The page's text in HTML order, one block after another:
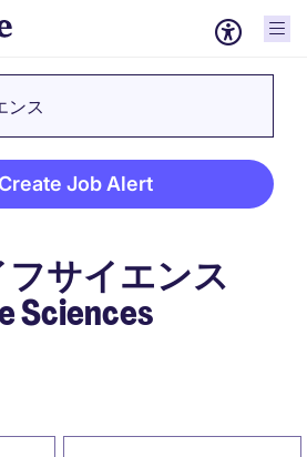
ンス
Create Job Alert
フサイエンス
Sciences